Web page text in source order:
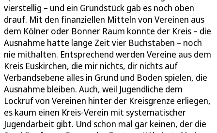
vierstellig – und ein Grundstück gab es noch oben
drauf. Mit den finanziellen Mitteln von Vereinen aus
dem Kölner oder Bonner Raum konnte der Kreis – die
Ausnahme hatte lange Zeit vier Buchstaben – noch
nie mithalten. Entsprechend werden Vereine aus dem
Kreis Euskirchen, die mir nichts, dir nichts auf
Verbandsebene alles in Grund und Boden spielen, die
Ausnahme bleiben. Auch, weil Jugendliche dem
Lockruf von Vereinen hinter der Kreisgrenze erliegen,
es kaum einen Kreis-Verein mit systematischer
Jugendarbeit gibt. Und schon mal gar keinen, der die